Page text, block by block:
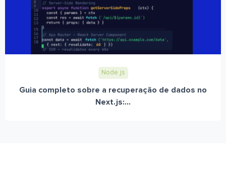
Node.js
Guia completo sobre a recuperação de dados no
Next.js:...